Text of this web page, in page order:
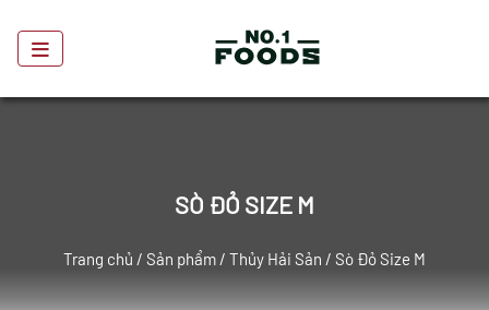
SÒ ĐỎ SIZE M
Trang chủ / Sản phẩm / Thủy Hải Sản / Sò Đỏ Size M